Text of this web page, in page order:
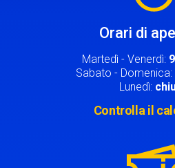
Orari di
Martedì - Venerdì:
Sabato - Domenica:
Lunedì:
Controlla il